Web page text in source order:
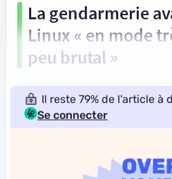
La gendarmerie
Linux « en mode
peu brutal »
Il reste 79% de l'article à
Se connecter